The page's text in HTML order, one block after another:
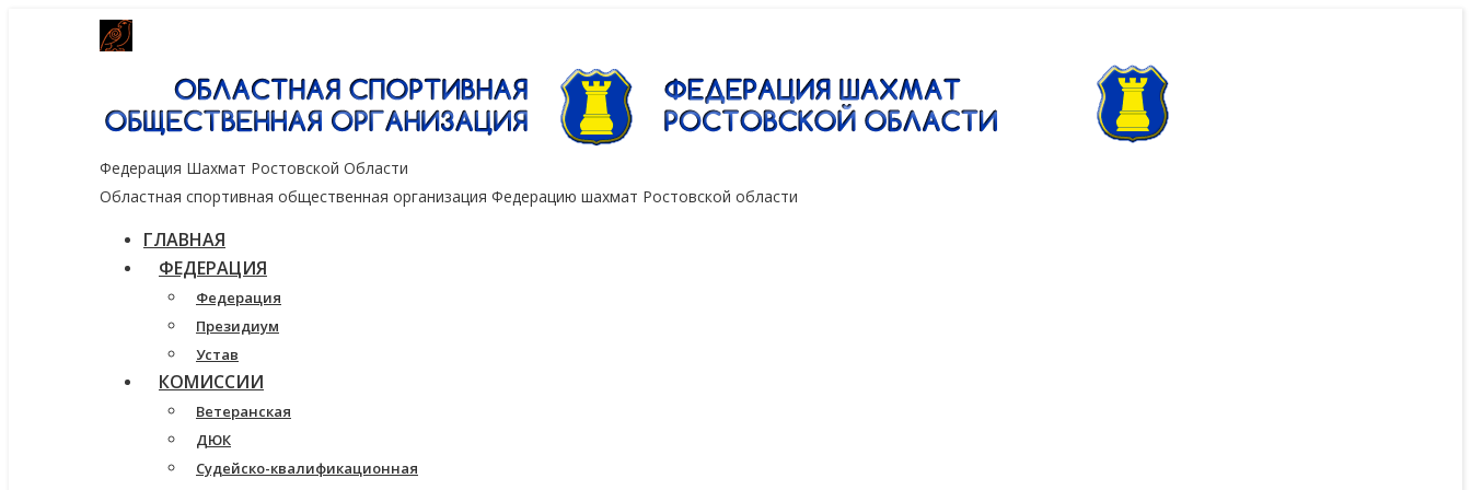
Федерация Шахмат Ростовской Области
Областная спортивная общественная организация Федерацию шахмат Ростовской области
ГЛАВНАЯ
ФЕДЕРАЦИЯ
Федерация
Президиум
Устав
КОМИССИИ
Ветеранская
ДЮК
Судейско-квалификационная